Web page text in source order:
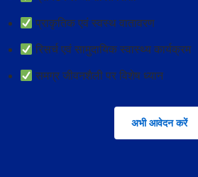
प्राकृतिक एवं स्वस्थ वातावरण
रिसर्च एवं सामुदायिक स्वास्थ्य कार्यक्रम
समग्र जीवनशैली पर विशेष ध्यान
अभी आवेदन करें